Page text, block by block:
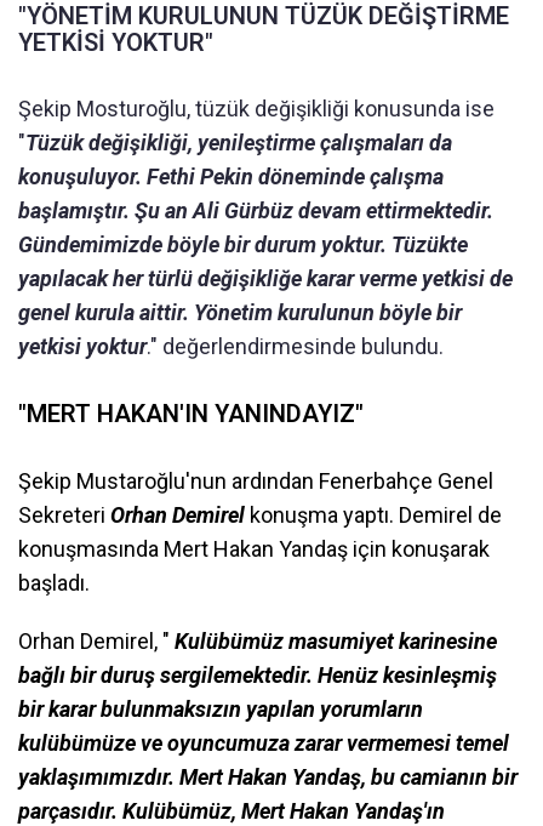
"YÖNETİM KURULUNUN TÜZÜK DEĞİŞTİRME
YETKİSİ YOKTUR"
Şekip Mosturoğlu, tüzük değişikliği konusunda ise
"Tüzük değişikliği, yenileştirme çalışmaları da
konuşuluyor. Fethi Pekin döneminde çalışma
başlamıştır. Şu an Ali Gürbüz devam ettirmektedir.
Gündemimizde böyle bir durum yoktur. Tüzükte
yapılacak her türlü değişikliğe karar verme yetkisi de
genel kurula aittir. Yönetim kurulunun böyle bir
yetkisi yoktur." değerlendirmesinde bulundu.
"MERT HAKAN'IN YANINDAYIZ"
Şekip Mustaroğlu'nun ardından Fenerbahçe Genel
Sekreteri Orhan Demirel konuşma yaptı. Demirel de
konuşmasında Mert Hakan Yandaş için konuşarak
başladı.
Orhan Demirel, " Kulübümüz masumiyet karinesine
bağlı bir duruş sergilemektedir. Henüz kesinleşmiş
bir karar bulunmaksızın yapılan yorumların
kulübümüze ve oyuncumuza zarar vermemesi temel
yaklaşımımızdır. Mert Hakan Yandaş, bu camianın bir
parçasıdır. Kulübümüz, Mert Hakan Yandaş'ın